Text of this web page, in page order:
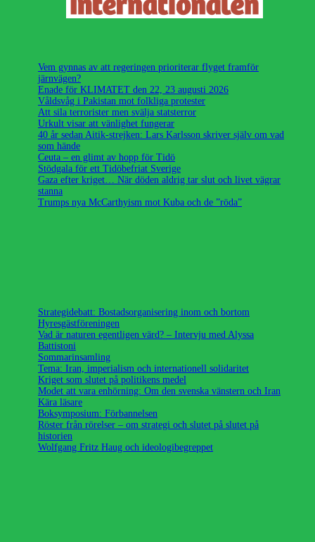
Vem gynnas av att regeringen prioriterar flyget framför
järnvägen?
Enade för KLIMATET den 22, 23 augusti 2026
Våldsvåg i Pakistan mot folkliga protester
Att sila terrorister men svälja statsterror
Urkult visar att vänlighet fungerar
40 år sedan Aitik-strejken: Lars Karlsson skriver själv om vad
som hände
Ceuta – en glimt av hopp för Tidö
Stödgala för ett Tidöbefriat Sverige
Gaza efter kriget… När döden aldrig tar slut och livet vägrar
stanna
Trumps nya McCarthyism mot Kuba och de ”röda”
Strategidebatt: Bostadsorganisering inom och bortom
Hyresgästföreningen
Vad är naturen egentligen värd? – Intervju med Alyssa
Battistoni
Sommarinsamling
Tema: Iran, imperialism och internationell solidaritet
Kriget som slutet på politikens medel
Modet att vara enhörning: Om den svenska vänstern och Iran
Kära läsare
Boksymposium: Förbannelsen
Röster från rörelser – om strategi och slutet på slutet på
historien
Wolfgang Fritz Haug och ideologibegreppet